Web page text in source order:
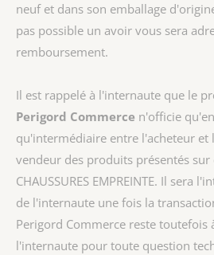
neuf et dans son emballage
pas possible un avoir vous sera
remboursement.
Il est rappelé à l'internaute que le
Perigord Commerce n'officie
qu'intermédiaire entre l'acheteur et
vendeur des produits présentés sur
CHAUSSURES EMPREINTE. Il sera
de l'internaute une fois la
Perigord Commerce reste toutefois
l'internaute pour toute question